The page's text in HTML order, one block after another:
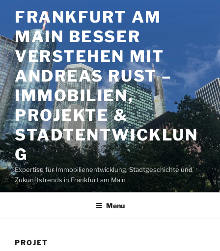
contenu
principal
FRANKFURT AM
MAIN BESSER
VERSTEHEN MIT
ANDREAS RUST –
IMMOBILIEN,
PROJEKTE &
STADTENTWICKLUN
G
Expertise für Immobilienentwicklung, Stadtgeschichte und
Zukunftstrends in Frankfurt am Main
Menu
PROJET